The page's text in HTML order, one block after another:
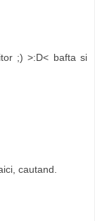
;) >:D< bafta si
cautand.